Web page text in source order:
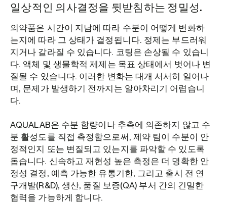
일상적인 의사결정을 뒷받침하는 정밀성.
의약품은 시간이 지남에 따라 수분이 어떻게 변화하
는지에 따라 그 상태가 결정됩니다. 정제는 부드러워
지거나 갈라질 수 있습니다. 코팅은 손상될 수 있습니
다. 액체 및 생물학적 제제는 목표 상태에서 벗어나 변
질될 수 있습니다. 이러한 변화는 대개 서서히 일어나
며, 문제가 발생하기 전까지는 알아차리기 어렵습니
다.
AQUALAB은 수분 함량이나 추측에 의존하지 않고 수
분 활성도를 직접 측정함으로써, 제약 팀이 수분이 안
정적인지 또는 변질되고 있는지를 파악할 수 있도록
돕습니다. 신속하고 재현성 높은 측정은 더 명확한 안
정성 결정, 예측 가능한 유통기한, 그리고 출시 전 연
구개발(R&D), 생산, 품질 보증(QA) 부서 간의 긴밀한
협력을 가능하게 합니다.